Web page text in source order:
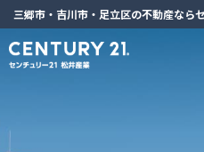
三郷市・吉川市・足立区の不動産なら